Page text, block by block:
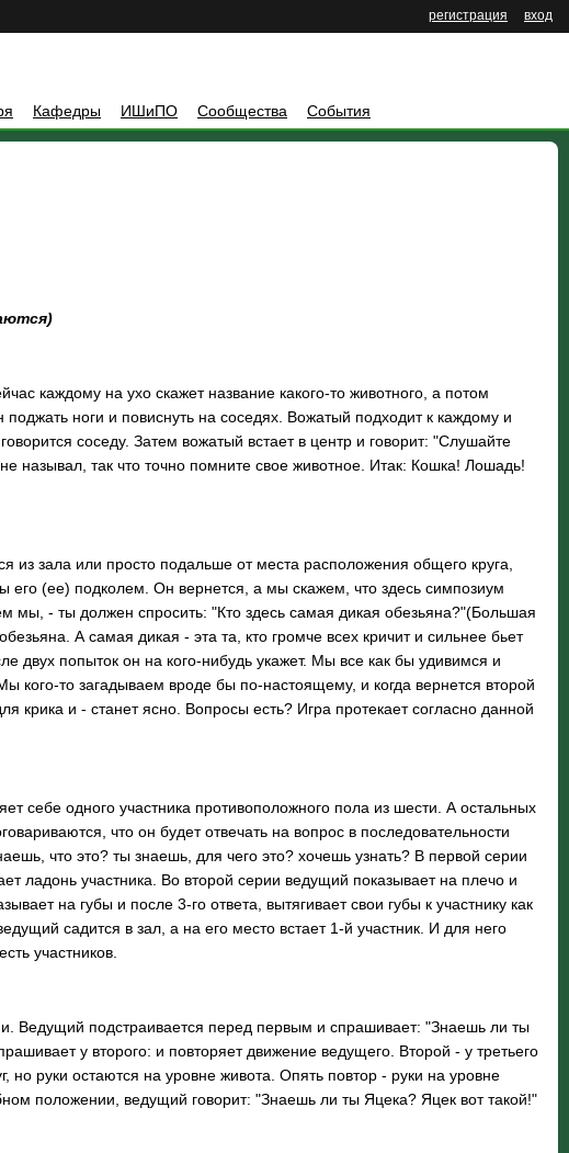
вход
регистрация
Кафедры ИШиПО Сообщества События
каждому на ухо скажет название какого-то животного, а потом
ноги и повиснуть на соседях. Вожатый подходит к каждому и
соседу. Затем вожатый встает в центр и говорит: "Слушайте
называл, так что точно помните свое животное. Итак: Кошка! Лошадь!
зала или просто подальше от места расположения общего круга,
(ее) подколем. Он вернется, а мы скажем, что здесь симпозиум
мы, - ты должен спросить: "Кто здесь самая дикая обезьяна?"(Большая
А самая дикая - эта та, кто громче всех кричит и сильнее бьет
двух попыток он на кого-нибудь укажет. Мы все как бы удивимся и
кого-то загадываем вроде бы по-настоящему, и когда вернется второй
и - станет ясно. Вопросы есть? Игра протекает согласно данной
себе одного участника противоположного пола из шести. А остальных
что он будет отвечать на вопрос в последовательности
что это? ты знаешь, для чего это? хочешь узнать? В первой серии
ладонь участника. Во второй серии ведущий показывает на плечо и
на губы и после 3-го ответа, вытягивает свои губы к участнику как
садится в зал, а на его место встает 1-й участник. И для него
участников.
подстраивается перед первым и спрашивает: "Знаешь ли ты
у второго: и повторяет движение ведущего. Второй - у третьего
руки остаются на уровне живота. Опять повтор - руки на уровне
положении, ведущий говорит: "Знаешь ли ты Яцека? Яцек вот такой!"